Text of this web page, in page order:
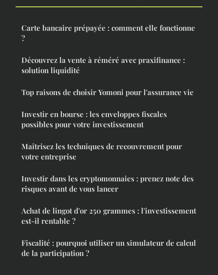
Carte bancaire prépayée : comment elle fonctionne
?
Découvrez la vente à réméré avec praxifinance :
solution liquidité
Top raisons de choisir Yomoni pour l'assurance vie
Investir en bourse : les enveloppes fiscales
possibles pour votre investissement
Maîtrisez les techniques de recouvrement pour
votre entreprise
Investir dans les cryptomonnaies : prenez note des
risques avant de vous lancer
Achat de lingot d'or 250 grammes : l'investissement
est-il rentable ?
Fiscalité : pourquoi utiliser un simulateur de calcul
de la participation ?